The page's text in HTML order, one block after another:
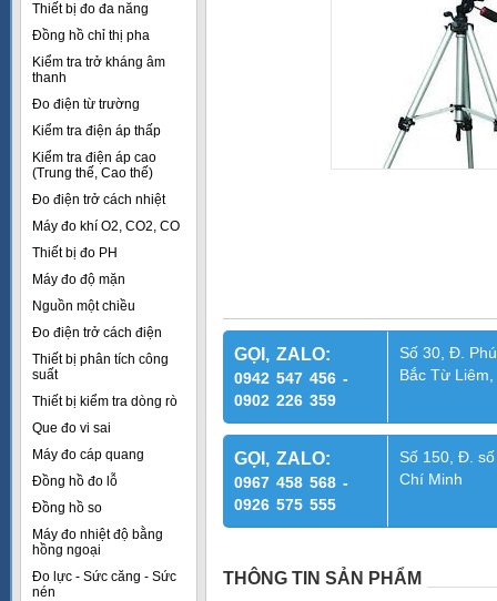
Thiết bị đo đa năng
Đồng hồ chỉ thị pha
Kiểm tra trở kháng âm
thanh
Đo điện từ trường
Kiểm tra điện áp thấp
Kiểm tra điện áp cao
(Trung thế, Cao thế)
Đo điện trở cách nhiệt
Máy đo khí O2, CO2, CO
Thiết bị đo PH
Máy đo độ mặn
Nguồn một chiều
Đo điện trở cách điện
Thiết bị phân tích công
suất
Thiết bị kiểm tra dòng rò
Que đo vi sai
Máy đo cáp quang
Đồng hồ đo lỗ
Đồng hồ so
Máy đo nhiệt độ bằng
hồng ngoại
Đo lực - Sức căng - Sức
nén
GỌI, ZALO:
0942 547 456 -
0902 226 359
Số 30, Đ.
Bắc Từ
GỌI, ZALO:
0967 458 568 -
0926 575 555
Số 150, Đ.
Chí Minh
THÔNG TIN SẢN PHẨM